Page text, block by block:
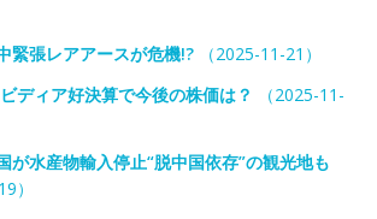
張レアアースが危機!?（2025-11-21）
ディア好決算で今後の株価は？
（2025-11-
水産物輸入停止“脱中国依存”の観光地も
）